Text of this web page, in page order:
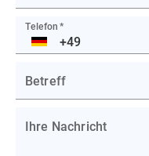
Telefon *
DE
Betreff
Ihre Nachricht